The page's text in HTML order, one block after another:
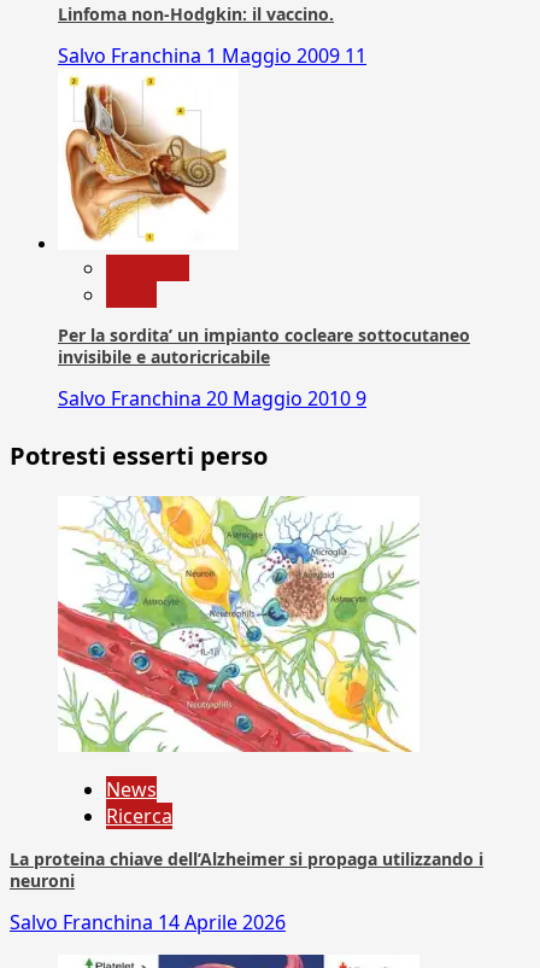
Linfoma non-Hodgkin: il vaccino.
Salvo Franchina 1 Maggio 2009 11
Per la sordita’ un impianto cocleare sottocutaneo
invisibile e autoricricabile
Salvo Franchina 20 Maggio 20109
Potresti esserti perso
News
Ricerca
La proteina chiave dell’Alzheimer si propaga utilizzando i
neuroni
Salvo Franchina 14 Aprile 2026